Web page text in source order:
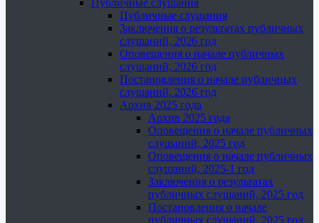
Публичные слушания
Публичные слушания
Заключения о результатах публичных
слушаний, 2026 год
Оповещения о начале публичных
слушаний, 2026 год
Постановления о начале публичных
слушаний, 2026 год
Архив 2025 года
Архив 2025 года
Оповещения о начале публичных
слушаний, 2025 год
Оповещения о начале публичных
слушаний, 2025-1 год
Заключения о результатах
публичных слушаний, 2025 год
Постановления о начале
публичных слушаний, 2025 год